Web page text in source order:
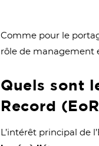
Comme pour le
rôle de management
Quels sont
Record
L’intérêt principal de